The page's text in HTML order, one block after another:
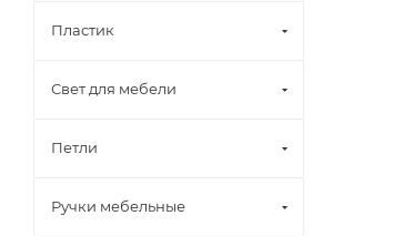
Пластик
Свет для мебели
Петли
Ручки мебельные